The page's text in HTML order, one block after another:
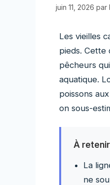
juin 11, 2026 par
Les vieilles
pieds. Cette
pêcheurs
aquatique.
poissons
on sous-
À retenir
La
ne